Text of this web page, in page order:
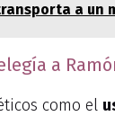
a un
a
como el